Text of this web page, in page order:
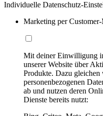
Individuelle Datenschutz-
Marketing per
Mit deiner Einwilligung
unserer Website über
Produkte. Dazu gleichen
personenbezogenen
ab und nutzen deren
Dienste bereits nutzt: